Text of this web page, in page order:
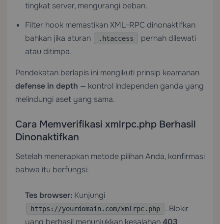
tingkat server, mengurangi beban.
Filter hook memastikan XML-RPC dinonaktifkan
bahkan jika aturan
.htaccess
pernah dilewati
atau ditimpa.
Pendekatan berlapis ini mengikuti prinsip keamanan
defense in depth — kontrol independen ganda yang
melindungi aset yang sama.
Cara Memverifikasi xmlrpc.php Berhasil
Dinonaktifkan
Setelah menerapkan metode pilihan Anda, konfirmasi
bahwa itu berfungsi:
Tes browser: Kunjungi
https://yourdomain.com/xmlrpc.php
. Blokir
yang berhasil menunjukkan kesalahan403